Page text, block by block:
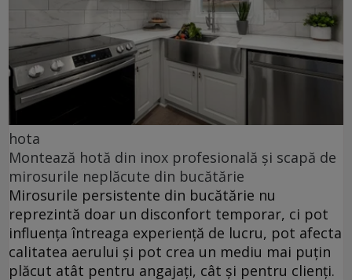
hota
Montează hotă din inox profesională și scapă de
mirosurile neplăcute din bucătărie
Mirosurile persistente din bucătărie nu
reprezintă doar un disconfort temporar, ci pot
influența întreaga experiență de lucru, pot afecta
calitatea aerului și pot crea un mediu mai puțin
plăcut atât pentru angajați, cât și pentru clienți.